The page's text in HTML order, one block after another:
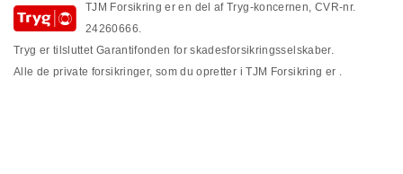
TJM Forsikring er en del af Tryg-koncernen, CVR-nr.
24260666.
Tryg er tilsluttet Garantifonden for skadesforsikringsselskaber.
Alle de private forsikringer, som du opretter i TJM Forsikring er .